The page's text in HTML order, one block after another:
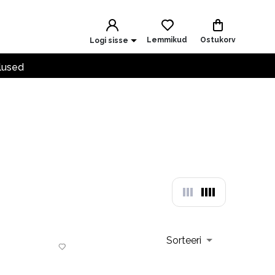
Logi sisse Lemmikud Ostukorv
Sorteeri